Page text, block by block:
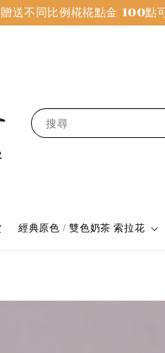
送不同比例椛椛點金 100點
搜尋
經典原色 / 雙色奶茶 索拉花